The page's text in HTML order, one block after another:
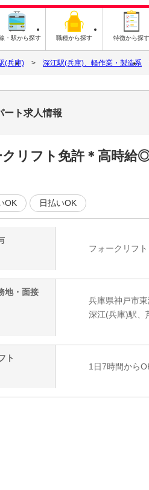
・駅から探す 職種から探す 特徴から探す
(兵庫) 深江駅(兵庫)、軽作業・製造系
ート求人情報
クリフト免許＊高時
OK 日払いOK
フォークリフト
地・面接
兵庫県神戸市
深江(兵庫)駅、
ト
1日7時間から